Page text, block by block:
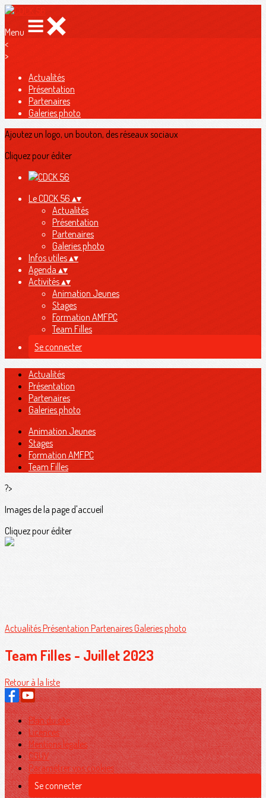
Menu
<
>
Actualités
Présentation
Partenaires
Galeries photo
Ajoutez un logo, un bouton, des réseaux sociaux
Cliquez pour éditer
Le CDCK 56 ▴▾
Actualités
Présentation
Partenaires
Galeries photo
Infos utiles▴▾
Agenda ▴▾
Activités▴▾
Animation Jeunes
Stages
Formation AMFPC
Team Filles
Se connecter
Actualités
Présentation
Partenaires
Galeries photo
Animation Jeunes
Stages
Formation AMFPC
Team Filles
?>
Images de la page d'accueil
Cliquez pour éditer
ActualitésPrésentation PartenairesGaleries photo
Team Filles - Juillet 2023
Retour à la liste
Plan du site
Licences
Mentions légales
CGUV
Paramétrer vos cookies
Se connecter